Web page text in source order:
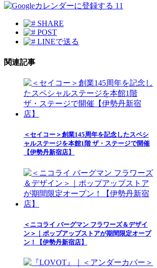
11
SHARE
POST
LINEで送る
関連記事
＜セイコー＞創業145周年を記念したスペシ
ャルステージを本館1階 ザ・ステージで開催
【伊勢丹新宿店】
＜ニコライ バーグマン フラワーズ＆デザイ
ン＞｜ポップアップストアが期間限定オープ
ン！【伊勢丹新宿店】